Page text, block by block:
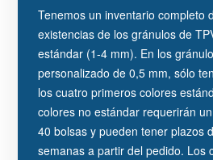
Tenemos un inventario completo
existencias de los gránulos de
estándar (1-4 mm). En los
personalizado de 0,5 mm, sólo
los cuatro primeros colores
colores no estándar requerirán
40 bolsas y pueden tener plazos
semanas a partir del pedido. Los